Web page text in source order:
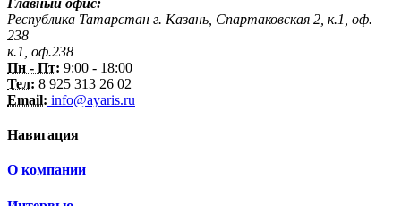
Республика Татарстан г. Казань, Спартаковская 2, к.1, оф.
238
к.1, оф.238
Пн - Пт: 9:00 - 18:00
Тел: 8 925 313 26 02
Email: info@ayaris.ru
Навигация
О компании